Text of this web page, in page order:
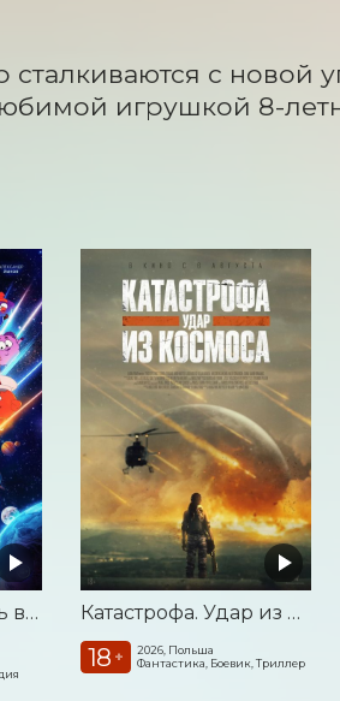
сталкиваются с новой
игрушкой 8-
Смешарики сквозь вселенные Катастрофа. Удар из космоса
18 +
2026, Польша
Фантастика, Боевик, Триллер